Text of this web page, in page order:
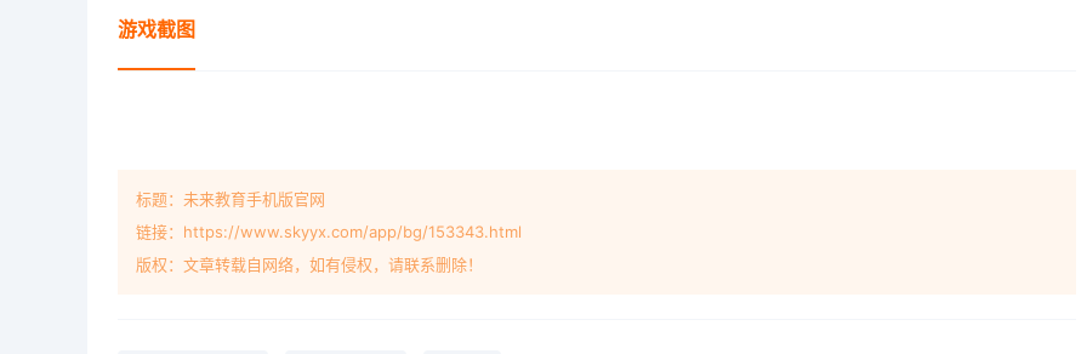
游戏截图
标题：未来教育手机版官网
链接：https://www.skyyx.com/app/bg/153343.html
版权：文章转载自网络，如有侵权，请联系删除！